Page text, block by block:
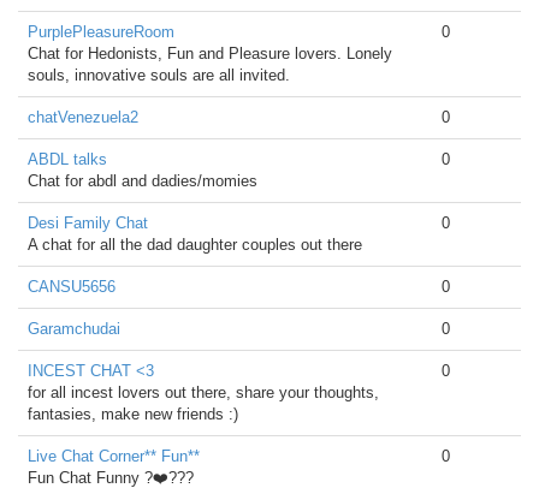
PurplePleasureRoom
Chat for Hedonists, Fun and Pleasure lovers. Lonely
souls, innovative souls are all invited.
0
chatVenezuela2 0
ABDL talks
Chat for abdl and dadies/momies
0
Desi Family Chat
A chat for all the dad daughter couples out there
0
CANSU5656 0
Garamchudai 0
INCEST CHAT <3
for all incest lovers out there, share your thoughts,
fantasies, make new friends :)
0
Live Chat Corner** Fun**
Fun Chat Funny ?‍❤️‍?‍??
0